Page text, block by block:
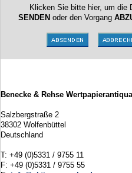
Klicken Sie bitte hier, um die
SENDEN oder den Vorgang
Benecke & Rehse
Salzbergstraße 2
38302 Wolfenbüttel
Deutschland
T: +49 (0)5331 / 9755 11
F: +49 (0)5331 / 9755 55